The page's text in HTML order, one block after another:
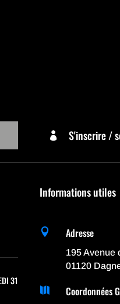
 S'inscrire /
31
Informations utiles
 Adresse
195 Avenue
01120
 Coordonnées